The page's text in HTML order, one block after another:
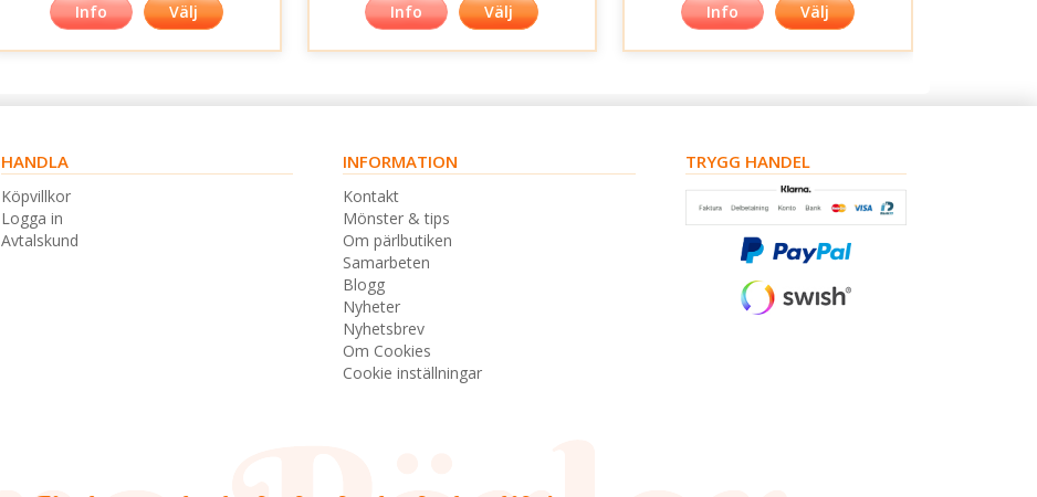
Info Välj Info Välj Info Välj
HANDLA
Köpvillkor
Logga in
Avtalskund
INFORMATION
Kontakt
Mönster & tips
Om pärlbutiken
Samarbeten
Blogg
Nyheter
Nyhetsbrev
Om Cookies
Cookie inställningar
TRYGG HANDEL